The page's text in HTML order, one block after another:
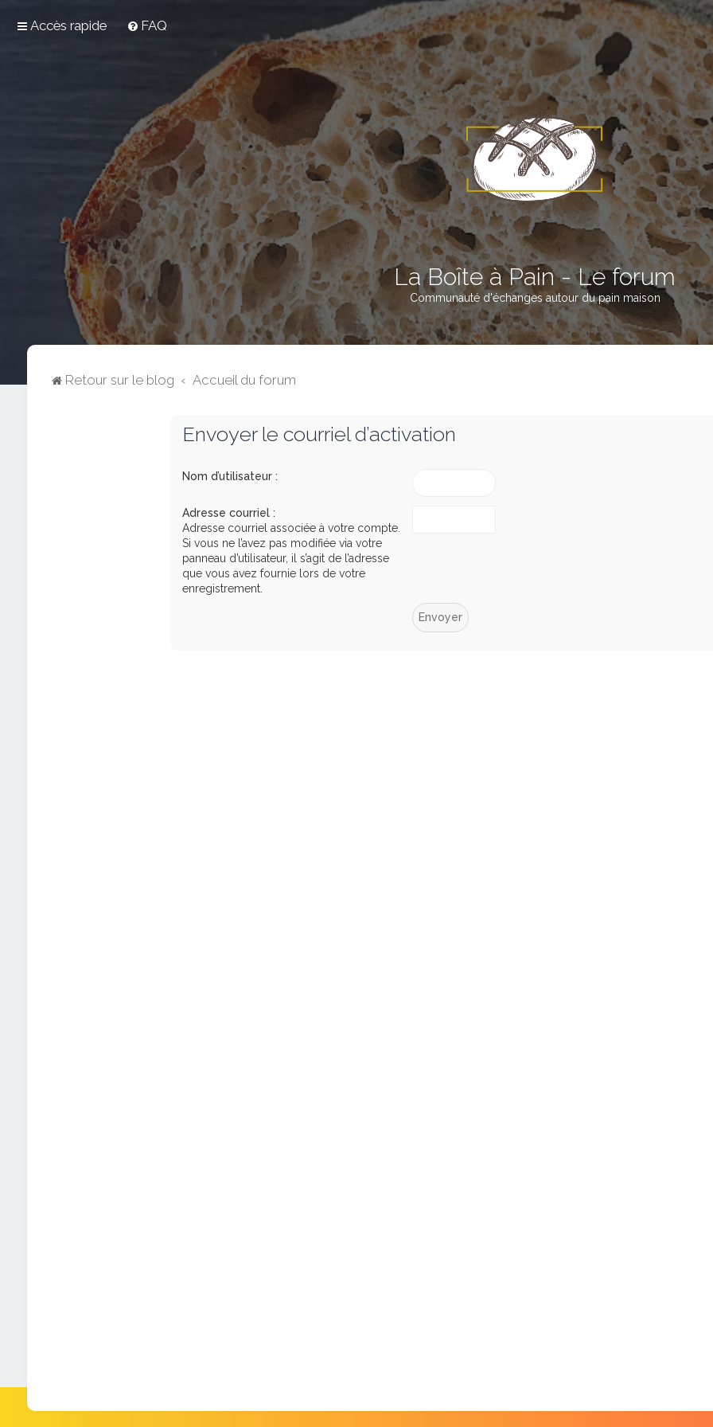
Accès rapide FAQ
La Boîte à Pain - Le forum
Communauté d'échanges autour du pain maison
Retour sur le blog Accueil du forum
Envoyer le courriel d’activation
Nom d’utilisateur :
Adresse courriel :
Adresse courriel associée à votre compte.
Si vous ne l’avez pas modifiée via votre
panneau d’utilisateur, il s’agit de l’adresse
que vous avez fournie lors de votre
enregistrement.